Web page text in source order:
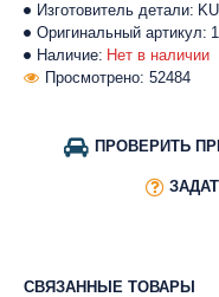
Наличие: Нет в наличии
Изготовитель детали:
Оригинальный артикул:
Просмотрено: 52484
ПРОВЕРИТЬ
СВЯЗАННЫЕ ТОВАРЫ